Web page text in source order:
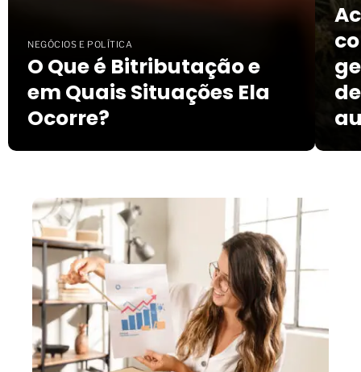
NEGÓCIOS E POLÍTICA
O Que é Bitributação e
em Quais Situações Ela
Ocorre?